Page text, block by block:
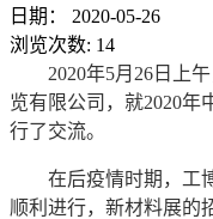
日期：
2020-05-26
浏览次数: 14
2020年5月26日上
览有限公司，就2020年
行了交流。
在后疫情时期，工
顺利进行，新材料展的